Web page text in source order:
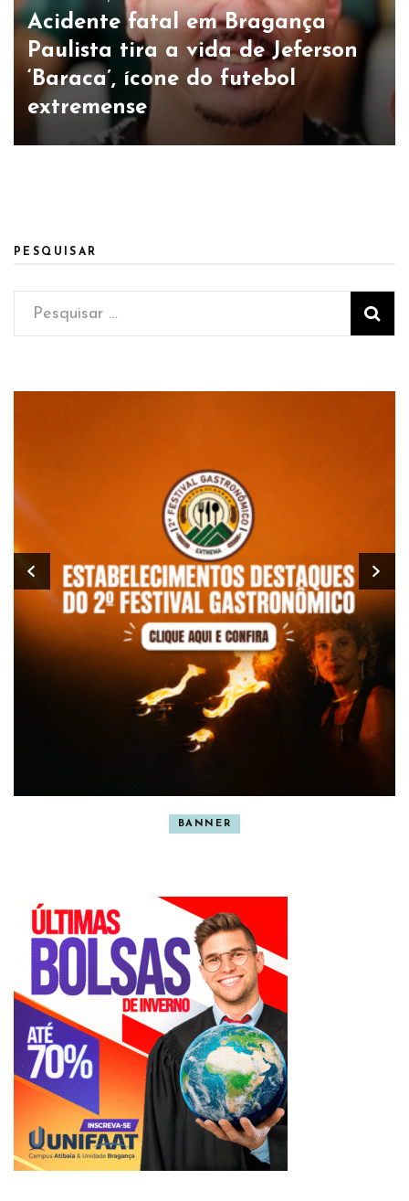
Acidente fatal em Bragança
Paulista tira a vida de Jeferson
‘Baraca’, ícone do futebol
extremense
PESQUISAR
Pesquisar
por:
BANNER